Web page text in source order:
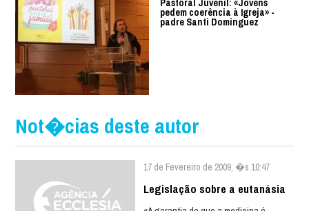
pedem coerência à Igreja» -
padre Santi Dominguez
Not�cias deste autor
17 de Fevereiro de 2009, �s 10:47
Legislação sobre a eutanásia